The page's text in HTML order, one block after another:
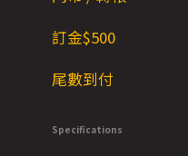
訂金$500
尾數到付
Specifications